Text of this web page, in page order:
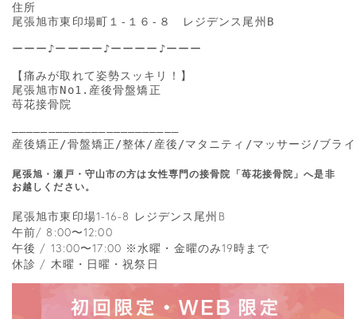
住所
尾張旭市東印場町１-１６-８　レジデンス尾州B
ーーー♪ーーーー♪ーーーー♪ーーー
【痛みが取れて姿勢スッキリ！】
尾張旭市No1.産後骨盤矯正
苺花接骨院
―――――――――――――――――――――――
産後矯正/骨盤矯正/整体/産後/マタニティ/マッサージ/ブラ
尾張旭・瀬戸・守山市の方は女性専門の接骨院「苺花接骨院」へ是非
お越しください。
尾張旭市東印場1-16-8 レジデンス尾州B
午前/ 8:00〜12:00
午後 / 13:00〜17:00 ※水曜・金曜のみ19時まで
休診 / 木曜・日曜・祝祭日